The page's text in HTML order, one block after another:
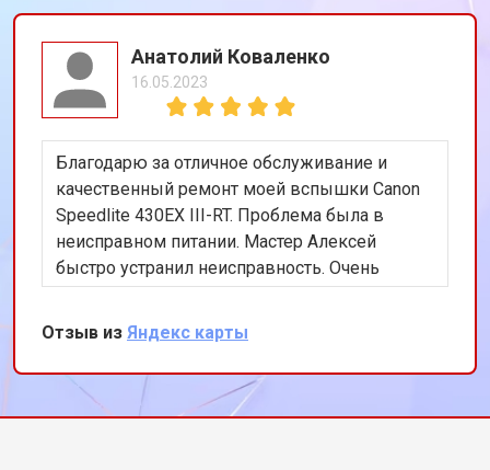
Анатолий Коваленко
16.05.2023
Благодарю за отличное обслуживание и
качественный ремонт моей вспышки Canon
Speedlite 430EX III-RT. Проблема была в
неисправном питании. Мастер Алексей
быстро устранил неисправность. Очень
доволен результатом!
Отзыв из Яндекс карты